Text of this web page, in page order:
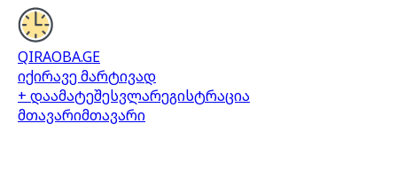
QIRAOBA.GE
იქირავე მარტივად
+ დაამატეშესვლარეგისტრაცია
მთავარიმთავარი